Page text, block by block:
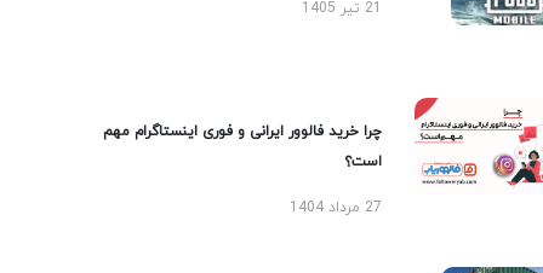
چرا خرید فالوور ایرانی و فوری اینستاگرام مهم
است؟
27 مرداد 1404